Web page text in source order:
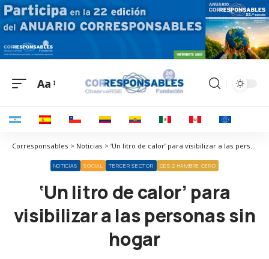
Aa
Corresponsables > Noticias > ‘Un litro de calor’ para visibilizar a las personas sin hogar
NOTICIAS SOCIAL TERCER SECTOR ODS 2 HAMBRE CERO
‘Un litro de calor’ para
visibilizar a las personas sin
hogar